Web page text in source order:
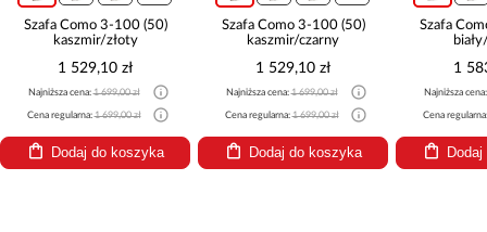
Szafa Como 3-100 (50)
kaszmir/złoty
1 529,10 zł
Najniższa cena:1 699,00 zł
Cena regularna:1 699,00 zł
Dodaj do koszyka
Szafa Como 3-100 (50)
kaszmir/czarny
1 529,10 zł
Najniższa cena:1 699,00 zł
Cena regularna:1 699,00 zł
Dodaj do koszyka
Szafa
1
Najniższa
Cena